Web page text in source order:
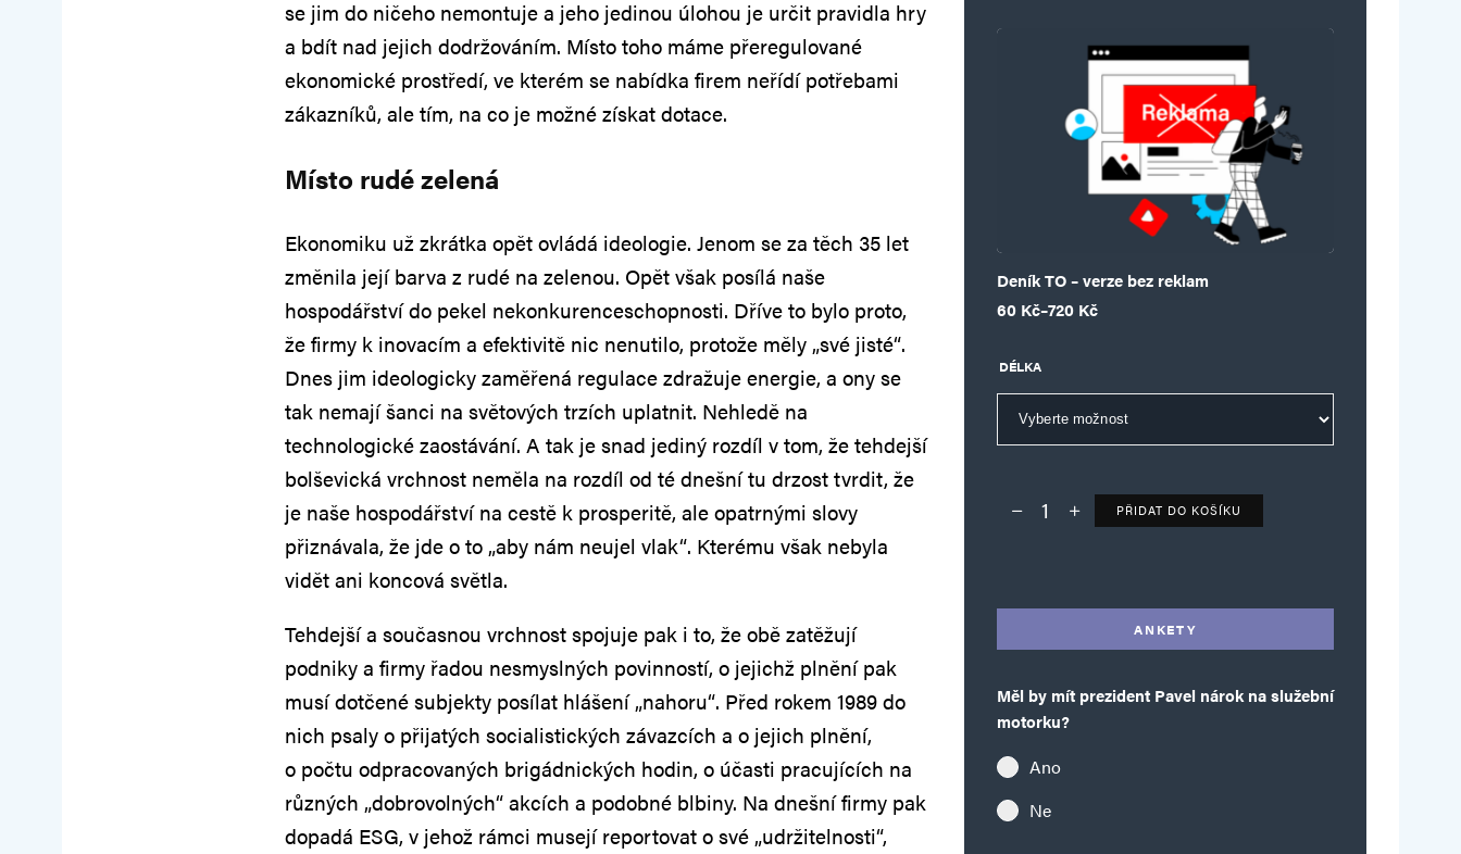
se jim do ničeho nemontuje a jeho jedinou úlohou je určit pravidla hry
a bdít nad jejich dodržováním. Místo toho máme přeregulované
ekonomické prostředí, ve kterém se nabídka firem neřídí potřebami
zákazníků, ale tím, na co je možné získat dotace.
Místo rudé zelená
Ekonomiku už zkrátka opět ovládá ideologie. Jenom se za těch 35 let
změnila její barva z rudé na zelenou. Opět však posílá naše
hospodářství do pekel nekonkurenceschopnosti. Dříve to bylo proto,
že firmy k inovacím a efektivitě nic nenutilo, protože měly „své jisté“.
Dnes jim ideologicky zaměřená regulace zdražuje energie, a ony se
tak nemají šanci na světových trzích uplatnit. Nehledě na
technologické zaostávání. A tak je snad jediný rozdíl v tom, že tehdejší
bolševická vrchnost neměla na rozdíl od té dnešní tu drzost tvrdit, že
je naše hospodářství na cestě k prosperitě, ale opatrnými slovy
přiznávala, že jde o to „aby nám neujel vlak“. Kterému však nebyla
vidět ani koncová světla.
Tehdejší a současnou vrchnost spojuje pak i to, že obě zatěžují
podniky a firmy řadou nesmyslných povinností, o jejichž plnění pak
musí dotčené subjekty posílat hlášení „nahoru“. Před rokem 1989 do
nich psaly o přijatých socialistických závazcích a o jejich plnění,
o počtu odpracovaných brigádnických hodin, o účasti pracujících na
různých „dobrovolných“ akcích a podobné blbiny. Na dnešní firmy pak
dopadá ESG, v jehož rámci musejí reportovat o své „udržitelnosti“,
Deník TO – verze bez reklam
60 Kč–720 Kč
Rozpětí cen: 60 Kč až 720 Kč
DÉLKA
Deník TO – verze bez reklam množství
PŘIDAT DO KOŠÍKU
ANKETY
Měl by mít prezident Pavel nárok na služební
motorku?
Ano
Ne